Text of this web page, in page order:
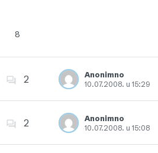
8
2
Anonimno
10.07.2008. u 15:29
Dodajte u favorite
2
Anonimno
10.07.2008. u 15:08